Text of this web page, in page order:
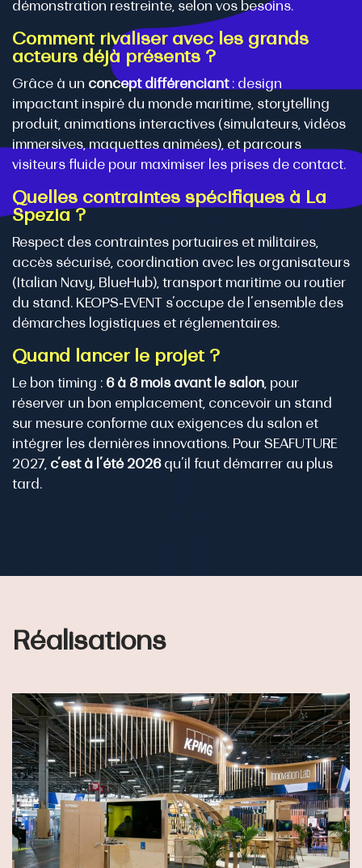
démonstration restreinte, selon vos besoins.
Comment rivaliser avec les grands
acteurs déjà présents ?
Grâce à un concept différenciant: design
impactant inspiré du monde maritime, storytelling
produit, animations interactives (simulateurs, vidéos
immersives, maquettes animées), et parcours
visiteurs fluide pour maximiser les prises de contact.
Quelles contraintes spécifiques à La
Spezia ?
Respect des contraintes portuaires et militaires,
accès sécurisé, coordination avec les organisateurs
(Italian Navy, BlueHub), transport maritime ou routier
du stand. KEOPS‑EVENT s’occupe de l’ensemble des
démarches logistiques et réglementaires.
Quand lancer le projet ?
Le bon timing : 6 à 8 mois avant le salon, pour
réserver un bon emplacement, concevoir un stand
sur mesure conforme aux exigences du salon et
intégrer les dernières innovations. Pour SEAFUTURE
2027, c’est à l’été 2026qu’il faut démarrer au plus
tard.
Réalisations